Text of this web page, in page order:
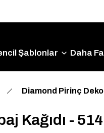
Şablonlar Daha
Diamond Pirinç
Kağıdı -